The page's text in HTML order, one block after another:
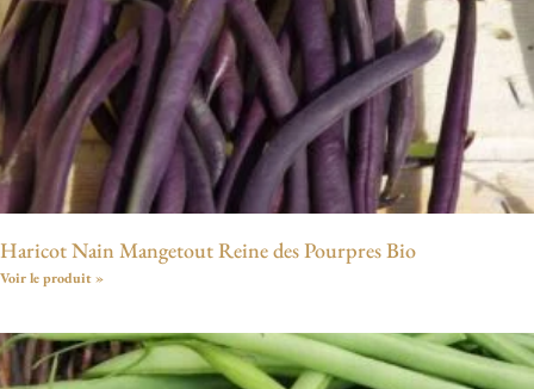
Haricot Nain Mangetout Reine des Pourpres Bio
Voir le produit »